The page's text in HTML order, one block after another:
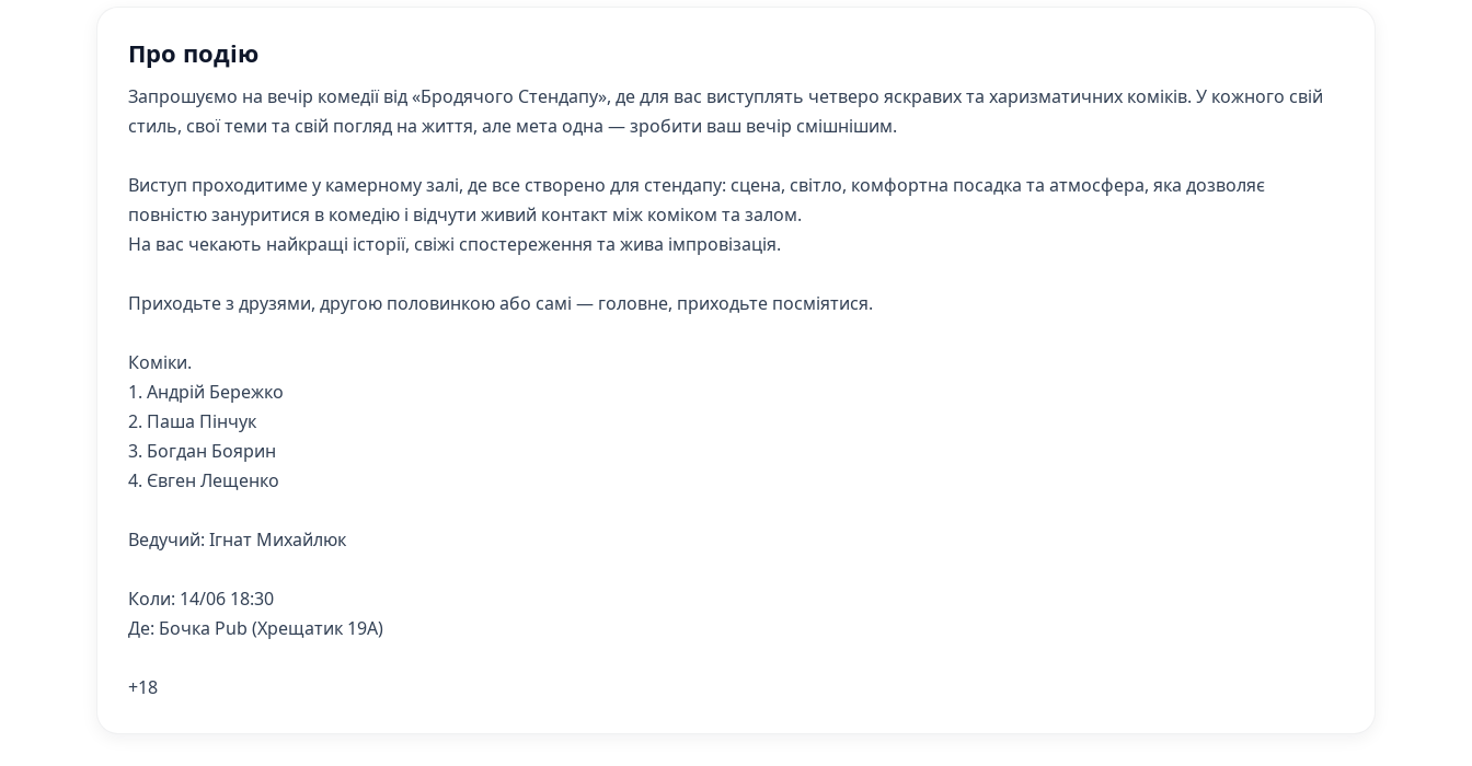
Про подію
Запрошуємо на вечір комедії від «Бродячого Стендапу», де для вас виступлять четверо яскравих та харизматичних коміків. У кожного свій
стиль, свої теми та свій погляд на життя, але мета одна — зробити ваш вечір смішнішим.
Виступ проходитиме у камерному залі, де все створено для стендапу: сцена, світло, комфортна посадка та атмосфера, яка дозволяє
повністю зануритися в комедію і відчути живий контакт між коміком та залом.
На вас чекають найкращі історії, свіжі спостереження та жива імпровізація.
Приходьте з друзями, другою половинкою або самі — головне, приходьте посміятися.
Коміки.
1. Андрій Бережко
2. Паша Пінчук
3. Богдан Боярин
4. Євген Лещенко
Ведучий: Ігнат Михайлюк
Коли: 14/06 18:30
Де: Бочка Pub (Хрещатик 19А)
+18